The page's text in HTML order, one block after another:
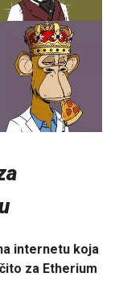
internetu koja
za Etherium